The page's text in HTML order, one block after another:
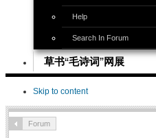
Help
Search In Forum
草书“毛诗词”网展
Skip to content
Forum